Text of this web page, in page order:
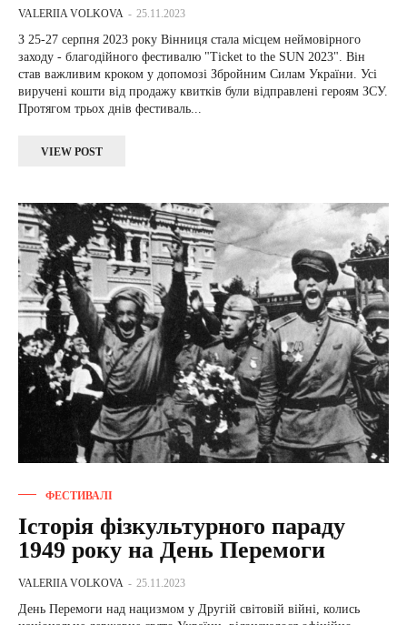
VALERIIA VOLKOVA - 25.11.2023
З 25-27 серпня 2023 року Вінниця стала місцем неймовірного
заходу - благодійного фестивалю "Ticket to the SUN 2023". Він
став важливим кроком у допомозі Збройним Силам України. Усі
виручені кошти від продажу квитків були відправлені героям ЗСУ.
Протягом трьох днів фестиваль...
VIEW POST
ФЕСТИВАЛІ
Історія фізкультурного параду
1949 року на День Перемоги
VALERIIA VOLKOVA - 25.11.2023
День Перемоги над нацизмом у Другій світовій війні, колись